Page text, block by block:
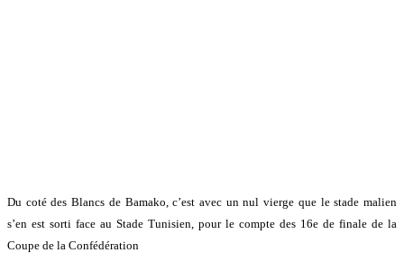
Du coté des Blancs de Bamako, c’est avec un nul vierge que le stade malien
s’en est sorti face au Stade Tunisien, pour le compte des 16e de finale de la
Coupe de la Confédération